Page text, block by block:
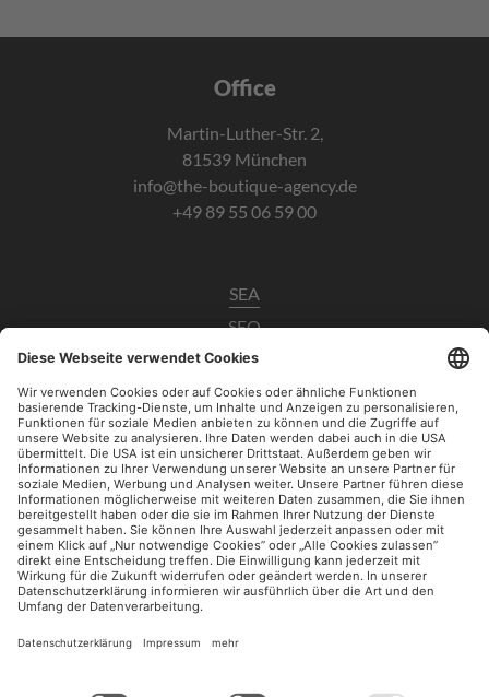
Office
Martin-Luther-Str. 2,
81539 München
info@the-boutique-agency.de
+49 89 55 06 59 00
SEA
SEO
Data Analytics
UX / CRO
Paid Social